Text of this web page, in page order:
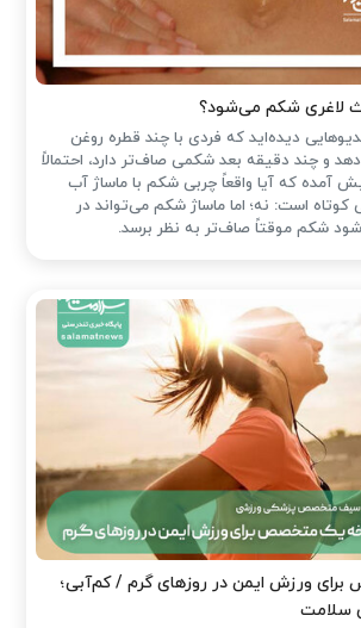
لاغری شکم می‌شود؟
دیده‌اید که فردی با چند قطره روغن
و چند دقیقه بعد شکمی صاف‌تر دارد، احتمالاً
آمده که آیا واقعاً چربی شکم با ماساژ آب
است: نه؛ اما ماساژ شکم می‌تواند در
شکم موقتاً صاف‌تر به نظر برسد.
ورزش ایمن در روزهای گرم / کم‌آبی؛
سلامت